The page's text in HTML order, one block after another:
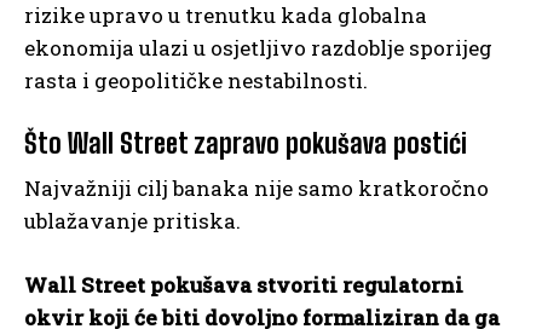
rizike upravo u trenutku kada globalna
ekonomija ulazi u osjetljivo razdoblje sporijeg
rasta i geopolitičke nestabilnosti.
Što Wall Street zapravo pokušava postići
Najvažniji cilj banaka nije samo kratkoročno
ublažavanje pritiska.
Wall Street pokušava stvoriti regulatorni
okvir koji će biti dovoljno formaliziran da ga